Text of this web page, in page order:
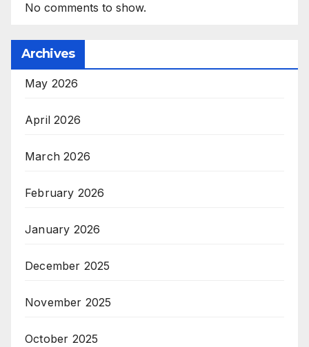
No comments to show.
Archives
May 2026
April 2026
March 2026
February 2026
January 2026
December 2025
November 2025
October 2025